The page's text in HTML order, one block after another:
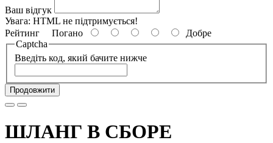
Ваш відгук
Увага: HTML не підтримується!
Рейтинг Погано
Добре
Captcha
Введіть код, який бачите нижче
Продовжити
ШЛАНГ В СБОРЕ